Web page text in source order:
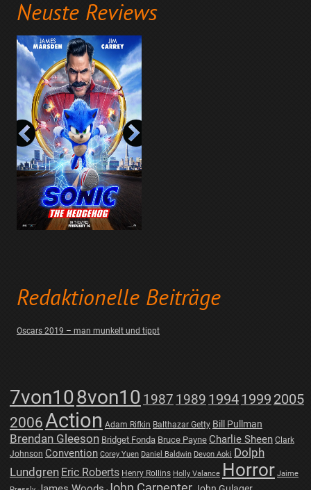
Neuste Reviews
Redaktionelle Beiträge
Oscars 2019 – man munkelt und tippt
7von108von10 1987 1989 19941999 2005
2006Action Adam Rifkin Balthazar Getty Bill Pullman
Brendan Gleeson Bridget Fonda Bruce Payne Charlie Sheen Clark
Johnson Convention Corey Yuen Daniel Baldwin Devon Aoki Dolph
Lundgren Eric Roberts Henry Rollins Holly Valance Horror Jaime